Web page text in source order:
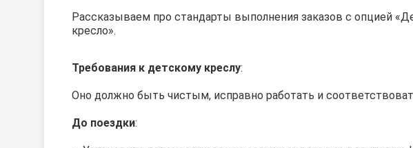
Рассказываем про стандарты выполнения заказов с опцией
кресло».
Требования к детскому креслу:
Оно должно быть чистым, исправно работать и
До поездки: